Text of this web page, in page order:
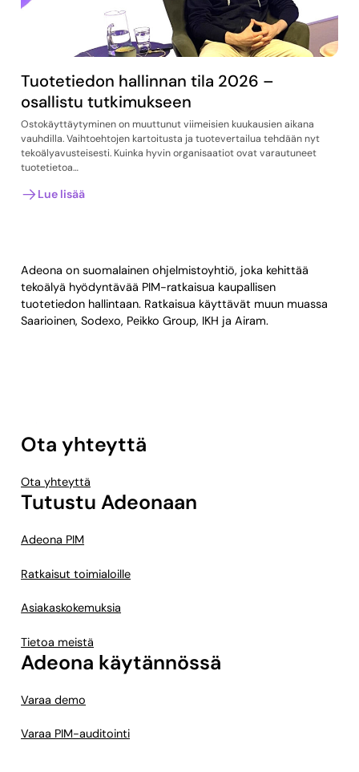
Tuotetiedon hallinnan tila 2026 –
osallistu tutkimukseen
Ostokäyttäytyminen on muuttunut viimeisien kuukausien aikana
vauhdilla. Vaihtoehtojen kartoitusta ja tuotevertailua tehdään nyt
tekoälyavusteisesti. Kuinka hyvin organisaatiot ovat varautuneet
tuotetietoa…
Lue lisää
Adeona on suomalainen ohjelmistoyhtiö, joka kehittää
tekoälyä hyödyntävää PIM-ratkaisua kaupallisen
tuotetiedon hallintaan. Ratkaisua käyttävät muun muassa
Saarioinen, Sodexo, Peikko Group, IKH ja Airam.
Ota yhteyttä
Ota yhteyttä
Tutustu Adeonaan
Adeona PIM
Ratkaisut toimialoille
Asiakaskokemuksia
Tietoa meistä
Adeona käytännössä
Varaa demo
Varaa PIM-auditointi